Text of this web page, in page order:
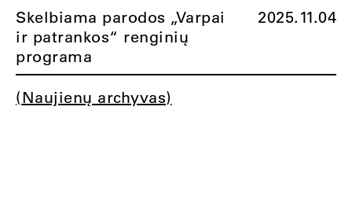
Skelbiama parodos „Varpai
ir patrankos“ renginių
programa
2025.11.04
(Naujienų archyvas)